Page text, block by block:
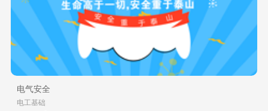
电气安全
电工基础